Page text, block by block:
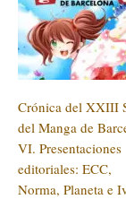
Jacquelineen
de la Alhambra» y la
reinvención de un
Yissen«Recuerdos
Alhambra» y la
de un género
Oscar Darío Rivero
Japón conquista
de Kutani
Name *en
reinvención de un
Crónica del XXIII
del Manga de
VI. Presentaciones
editoriales: ECC,
Norma, Planeta e